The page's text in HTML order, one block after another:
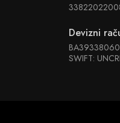
Devizni
SWIFT: